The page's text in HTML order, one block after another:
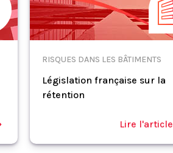
RISQUES DANS LES BÂTIMENTS
Législation française sur la
rétention
Lire l'article